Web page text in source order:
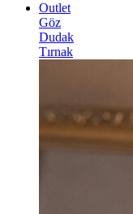
Outlet
Göz
Dudak
Tırnak